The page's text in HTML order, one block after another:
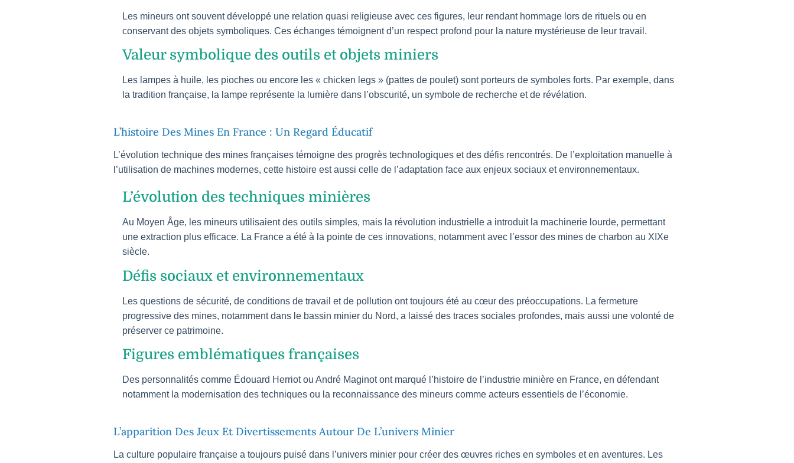
Les mineurs ont souvent développé une relation quasi religieuse avec ces figures, leur rendant hommage lors de rituels ou en
conservant des objets symboliques. Ces échanges témoignent d’un respect profond pour la nature mystérieuse de leur travail.
Valeur symbolique des outils et objets miniers
Les lampes à huile, les pioches ou encore les « chicken legs » (pattes de poulet) sont porteurs de symboles forts. Par exemple, dans
la tradition française, la lampe représente la lumière dans l’obscurité, un symbole de recherche et de révélation.
L’histoire Des Mines En France : Un Regard Éducatif
L’évolution technique des mines françaises témoigne des progrès technologiques et des défis rencontrés. De l’exploitation manuelle à
l’utilisation de machines modernes, cette histoire est aussi celle de l’adaptation face aux enjeux sociaux et environnementaux.
L’évolution des techniques minières
Au Moyen Âge, les mineurs utilisaient des outils simples, mais la révolution industrielle a introduit la machinerie lourde, permettant
une extraction plus efficace. La France a été à la pointe de ces innovations, notamment avec l’essor des mines de charbon au XIXe
siècle.
Défis sociaux et environnementaux
Les questions de sécurité, de conditions de travail et de pollution ont toujours été au cœur des préoccupations. La fermeture
progressive des mines, notamment dans le bassin minier du Nord, a laissé des traces sociales profondes, mais aussi une volonté de
préserver ce patrimoine.
Figures emblématiques françaises
Des personnalités comme Édouard Herriot ou André Maginot ont marqué l’histoire de l’industrie minière en France, en défendant
notamment la modernisation des techniques ou la reconnaissance des mineurs comme acteurs essentiels de l’économie.
L’apparition Des Jeux Et Divertissements Autour De L’univers Minier
La culture populaire française a toujours puisé dans l’univers minier pour créer des œuvres riches en symboles et en aventures. Les